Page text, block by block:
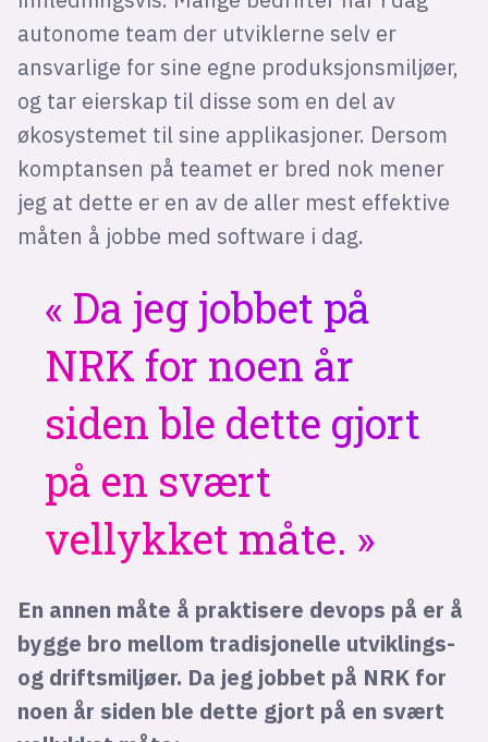
autonome team der utviklerne selv er
ansvarlige for sine egne produksjonsmiljøer,
og tar eierskap til disse som en del av
økosystemet til sine applikasjoner. Dersom
komptansen på teamet er bred nok mener
jeg at dette er en av de aller mest effektive
måten å jobbe med software i dag.
Da jeg jobbet på
NRK for noen år
siden ble dette gjort
på en svært
vellykket måte.
En annen måte å praktisere devops på er å
bygge bro mellom tradisjonelle utviklings-
og driftsmiljøer. Da jeg jobbet på NRK for
noen år siden ble dette gjort på en svært